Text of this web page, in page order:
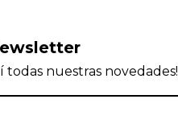
todas nuestras novedades!